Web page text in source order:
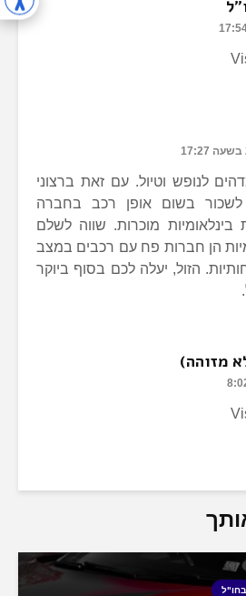
לנופש וטיול. עם זאת ברצוני
בשום אופן רכב בחברה
מוכרות. שווה לשלם
הן חברות פח עם רכבים במצב
הזול, יעלה לכם בסוף ביוקר
מזוהה)